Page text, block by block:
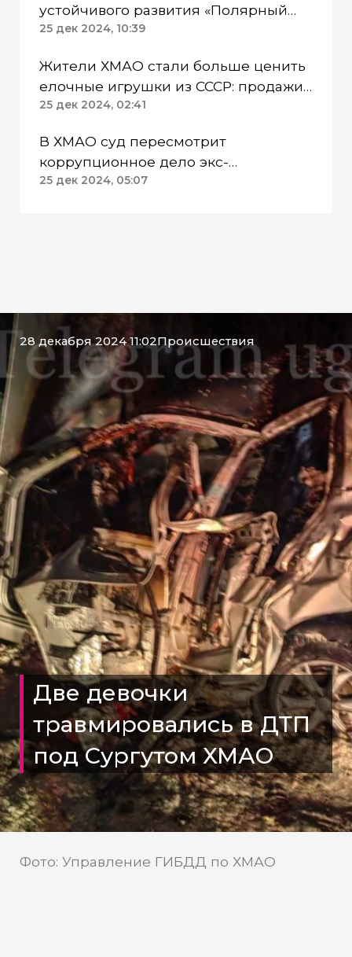
устойчивого развития «Полярный
индекс. Регионы 2024»
25 дек 2024, 10:39
Жители ХМАО стали больше ценить
елочные игрушки из СССР: продажи
выросли на треть
25 дек 2024, 02:41
В ХМАО суд пересмотрит
коррупционное дело экс-
замначальника Роспотребнадзора
25 дек 2024, 05:07
28 декабря 2024 11:02Происшествия
Две девочки
травмировались в ДТП
под Сургутом ХМАО
Фото: Управление ГИБДД по ХМАО